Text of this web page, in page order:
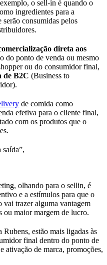
o sell-in é quando o
ingredientes para a
serão consumidas pelos
direta aos
do ponto de venda ou mesmo
ou do consumidor final,
de B2C (Business to
de comida como
efetiva para o cliente final,
com os produtos que o
saída”,
olhando para o sellin, é
e a estímulos para que o
vai trazer alguma vantagem
ou maior margem de lucro.
Rubens, estão mais ligadas às
final dentro do ponto de
ativação de marca, promoções,